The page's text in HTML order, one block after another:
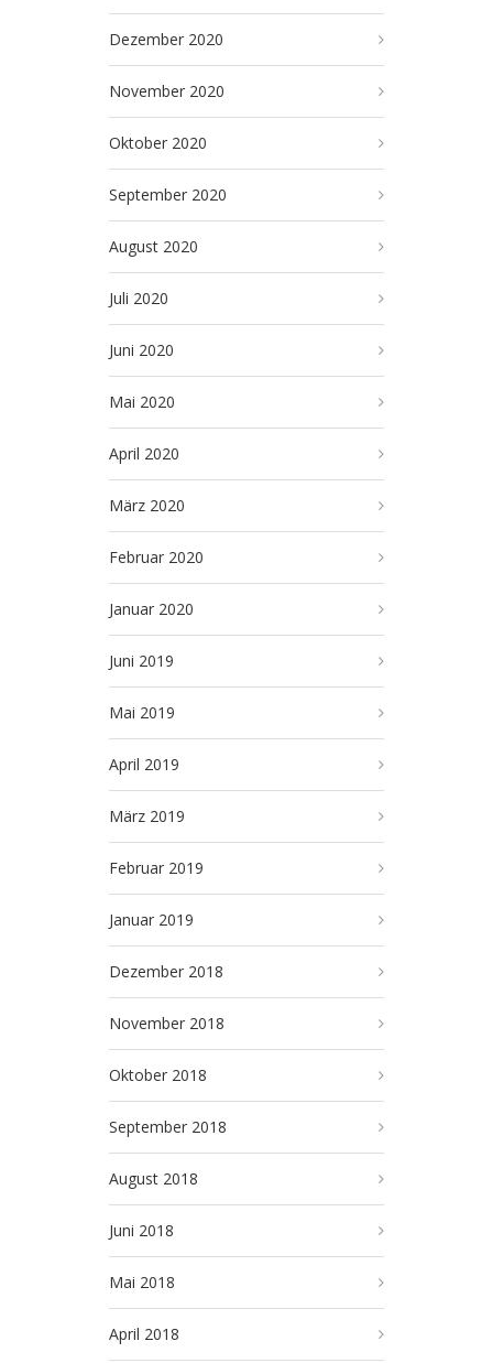
Dezember 2020
November 2020
Oktober 2020
September 2020
August 2020
Juli 2020
Juni 2020
Mai 2020
April 2020
März 2020
Februar 2020
Januar 2020
Juni 2019
Mai 2019
April 2019
März 2019
Februar 2019
Januar 2019
Dezember 2018
November 2018
Oktober 2018
September 2018
August 2018
Juni 2018
Mai 2018
April 2018